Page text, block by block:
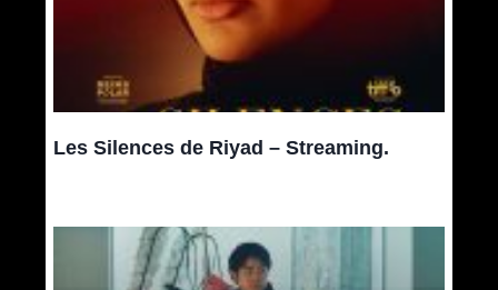
Les Silences de Riyad – Streaming.